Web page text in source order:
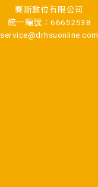
賽斯數位有限公司
統一編號：66652538
service@drhsuonline.com